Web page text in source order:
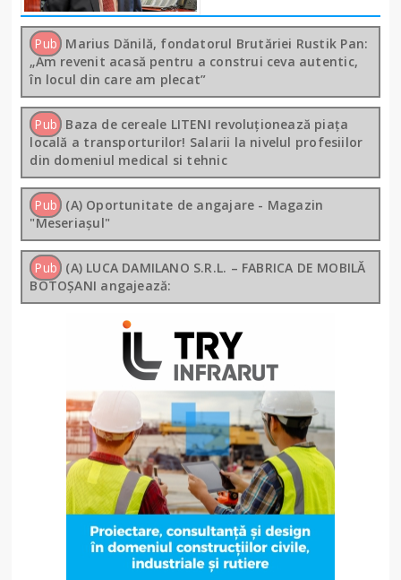
Pub Marius Dănilă, fondatorul Brutăriei Rustik Pan:
„Am revenit acasă pentru a construi ceva autentic,
în locul din care am plecat”
Pub Baza de cereale LITENI revoluționează piața
locală a transporturilor! Salarii la nivelul profesiilor
din domeniul medical si tehnic
Pub (A) Oportunitate de angajare - Magazin
"Meseriașul"
Pub (A) LUCA DAMILANO S.R.L. – FABRICA DE MOBILĂ
BOTOȘANI angajează: